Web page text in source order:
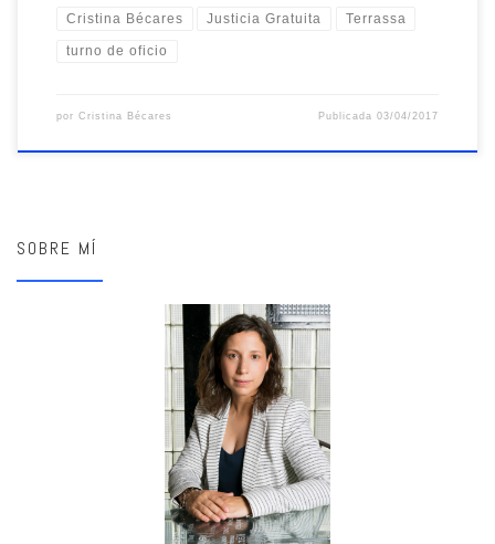
Cristina Bécares Justicia Gratuita Terrassa
turno de oficio
por Cristina Bécares Publicada03/04/2017
SOBRE MÍ